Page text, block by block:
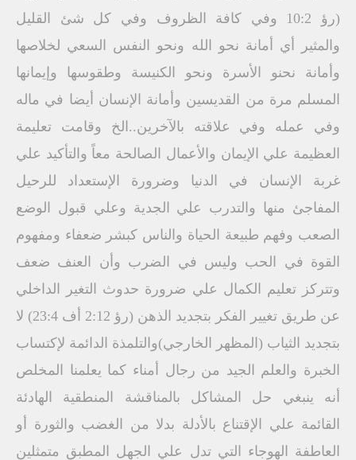
(رؤ 10:2 وفي كافة الظروف وفي كل شئ القليل
والمثير أي أمانة نحو الله ونحو النفس السعي لخلاصها
وأمانة نحنو الأسرة ونحو الكنيسة وطقوسها وإيمانها
المسلم مرة من القديسين وأمانة الإنسان أيضا في ماله
وفي عمله وفي علاقته بالآخرين..الخ وقامت تعليمة
العظيمة علي الإيمان والأعمال الصالحة معاً والتأكيد علي
غربة الإنسان في الدنيا وضرورة الإستعداد للرحيل
المفاجئ منها والتدرب علي الجدية وعلي قبول الوضع
الصعب وفهم طبيعة الحياة والناس كبشر ضعفاء ومفهوم
القوة في الحب وليس في الضرب وأن العنف ضعف
وتتركز تعليم الكمال علي ضرورة حدوث التغير الداخلي
عن طريق تغيير الفكر بتجديد الذهن (رؤ 2:12 أف 23:4) لا
بتجديد الثياب (المظهر الخارجي)والتلمذة الدائمة لإكتساب
الخبرة والعلم الجيد من رجال أمناء كما يعلمنا المخلص
أنه ينبغي حل المشاكل بالمناقشة المنطقية الهادئة
القائمة علي الإقتناع بالأدلة بدلا من الغضب والثورة أو
العاطفة الهوجاء التي تدل علي الجهل المطبق متمثلين